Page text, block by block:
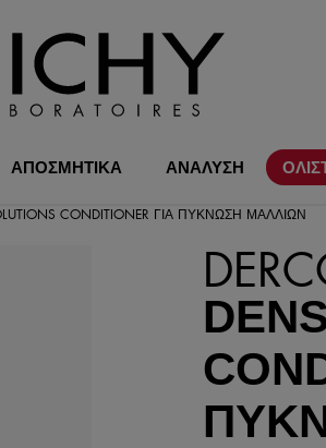
ΑΠΟΣΜΗΤΙΚΑ ΑΝΑΛΥΣΗ
CONDITIONER ΓΙΑ ΠΎΚΝΩΣΗ ΜΑΛΛΙΏΝ